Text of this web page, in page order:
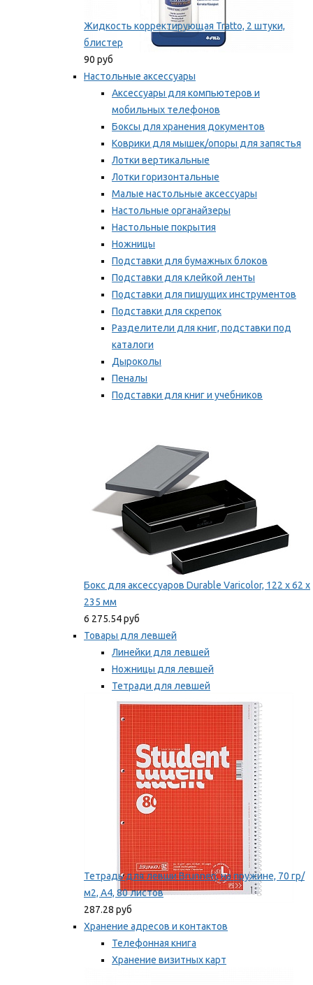
Жидкость корректирующая Tratto, 2 штуки,
блистер
90 руб
Настольные аксессуары
Аксессуары для компьютеров и
мобильных телефонов
Боксы для хранения документов
Коврики для мышек/опоры для запястья
Лотки вертикальные
Лотки горизонтальные
Малые настольные аксессуары
Настольные органайзеры
Настольные покрытия
Ножницы
Подставки для бумажных блоков
Подставки для клейкой ленты
Подставки для пишущих инструментов
Подставки для скрепок
Разделители для книг, подставки под
каталоги
Дыроколы
Пеналы
Подставки для книг и учебников
Бокс для аксессуаров Durable Varicolor, 122 x 62 x
235 мм
6 275.54 руб
Товары для левшей
Линейки для левшей
Ножницы для левшей
Тетради для левшей
Точилки для левшей
Мы рекомендуем
Тетрадь для левши Brunnen, на пружине, 70 гр/
м2, А4, 80 листов
287.28 руб
Хранение адресов и контактов
Телефонная книга
Хранение визитных карт